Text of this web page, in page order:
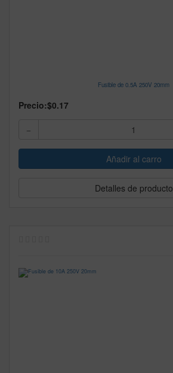
Fusible de 0.5A 250V 20mm
Precio:$0.17
Detalles de producto